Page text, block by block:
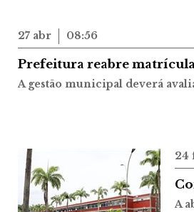
27 abr 08:56
Prefeitura reabre
A gestão municipal deverá
24
A